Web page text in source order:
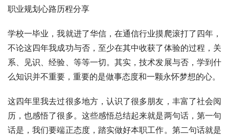
职业规划心路历程分享
学校一毕业，我就进了华信，在通信行业摸爬滚打了四年，
不论这四年我成功与否，至少在其中收获了体验的过程，关
系、见识、经验、等等一切。其实，技术发展与否，学到什
么知识并不重要，重要的是做事态度和一颗永怀梦想的心。
这四年里我去过很多地方，认识了很多朋友，丰富了社会阅
历，也感悟了很多。这些感悟总结起来就是两句话，第一句
话是，我们要端正态度，踏实做好本职工作。第二句话就是